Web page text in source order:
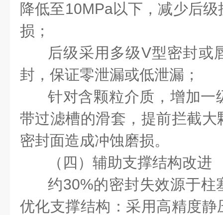
降低至10MPa以下，减少后
损；
后级采用多级V型密封或
封，保证零泄漏或低泄漏；
针对含颗粒介质，增加一
带过滤槽的滑套，提前拦截
密封面造成冲蚀磨损。
（四）辅助支撑结构改进
约30%的密封失效源于柱
优化支撑结构：采用高精度